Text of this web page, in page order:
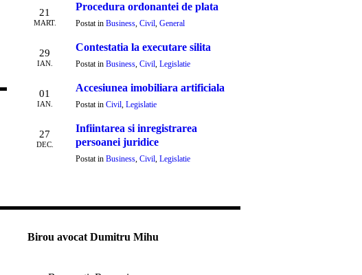
21
MART.
Procedura ordonantei de plata
Postat in Business, Civil, General
29
IAN.
Contestatia la executare silita
Postat in Business, Civil, Legislatie
01
IAN.
Accesiunea imobiliara artificiala
Postat in Civil, Legislatie
27
DEC.
Infiintarea si inregistrarea
persoanei juridice
Postat in Business, Civil, Legislatie
Birou avocat Dumitru Mihu